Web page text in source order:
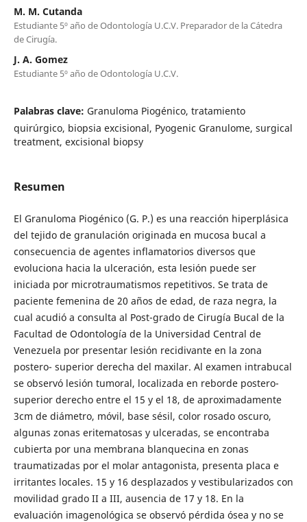
M. M. Cutanda
Estudiante 5º año de Odontología U.C.V. Preparador de la Cátedra
de Cirugía.
J. A. Gomez
Estudiante 5º año de Odontología U.C.V.
Palabras clave: Granuloma Piogénico, tratamiento
quirúrgico, biopsia excisional, Pyogenic Granulome, surgical
treatment, excisional biopsy
Resumen
El Granuloma Piogénico (G. P.) es una reacción hiperplásica
del tejido de granulación originada en mucosa bucal a
consecuencia de agentes inflamatorios diversos que
evoluciona hacia la ulceración, esta lesión puede ser
iniciada por microtraumatismos repetitivos. Se trata de
paciente femenina de 20 años de edad, de raza negra, la
cual acudió a consulta al Post-grado de Cirugía Bucal de la
Facultad de Odontología de la Universidad Central de
Venezuela por presentar lesión recidivante en la zona
postero- superior derecha del maxilar. Al examen intrabucal
se observó lesión tumoral, localizada en reborde postero-
superior derecho entre el 15 y el 18, de aproximadamente
3cm de diámetro, móvil, base sésil, color rosado oscuro,
algunas zonas eritematosas y ulceradas, se encontraba
cubierta por una membrana blanquecina en zonas
traumatizadas por el molar antagonista, presenta placa e
irritantes locales. 15 y 16 desplazados y vestibularizados con
movilidad grado II a III, ausencia de 17 y 18. En la
evaluación imagenológica se observó pérdida ósea y no se